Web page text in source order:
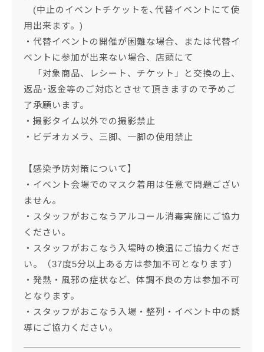
(中止のイベントチケットを､代替イベントにて使
用出来ます。)
・代替イベントの開催が困難な場合、または代替イ
ベントに参加が出来ない場合、店頭にて
「対象商品、レシート、チケット」と交換の上、
返品･返金等のご対応とさせて頂きますので予めご
了承願います。
・撮影タイム以外での撮影禁止
・ビデオカメラ、三脚、一脚の使用禁止
【感染予防対策について】
・イベント会場でのマスク着用は任意で問題ござい
ません。
・スタッフがおこなうアルコール消毒実施にご協力
ください。
・スタッフがおこなう入場時の検温にご協力くださ
い。（37度5分以上ある方は参加不可となります）
・発熱・風邪の症状など、体調不良の方は参加不可
となります。
・スタッフがおこなう入場・整列・イベント中の誘
導にご協力ください。